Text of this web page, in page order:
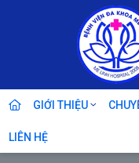
GIỚI THIỆU
LIÊN HỆ